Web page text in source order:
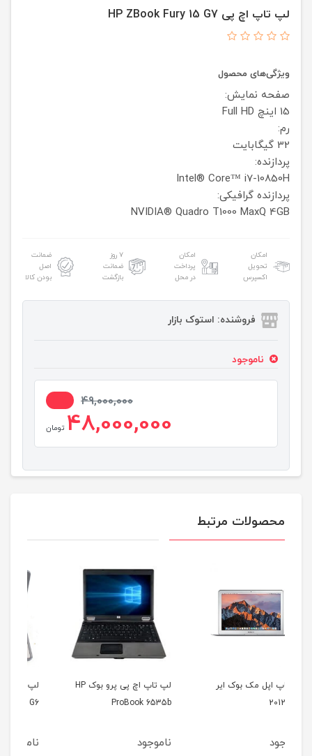
لپ تاپ اچ پی HP ZBook Fury 15 G7
ویژگی‌های محصول
صفحه نمایش:
15 اینچ
Full HD
رم:
32 گیگابایت
پردازنده:
Intel® Core™ i7-10850H
پردازنده گرافیکی:
NVIDIA® Quadro T1000 MaxQ 4GB
امکان
تحویل
اکسپرس
امکان
پرداخت
در محل
۷ روز
ضمانت
بازگشت
ضمانت
اصل
بودن کالا
فروشنده: استوک بازار
ناموجود
49,000,000
48,000,000 تومان
محصولات مرتبط
لپ تاپ اچ پی پرو بوک HP
لپ تاپ اچ پی پاویلیون HP
Pavilion G6